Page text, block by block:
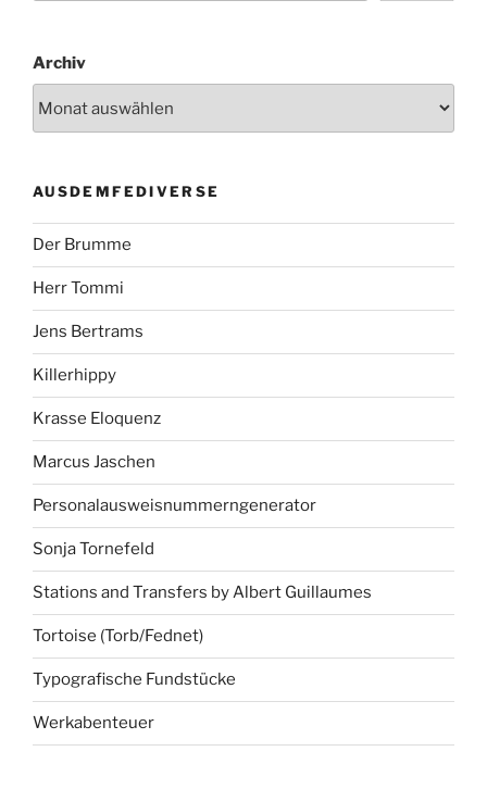
Archiv
AUSDEMFEDIVERSE
Der Brumme
Herr Tommi
Jens Bertrams
Killerhippy
Krasse Eloquenz
Marcus Jaschen
Personalausweisnummerngenerator
Sonja Tornefeld
Stations and Transfers by Albert Guillaumes
Tortoise (Torb/Fednet)
Typografische Fundstücke
Werkabenteuer